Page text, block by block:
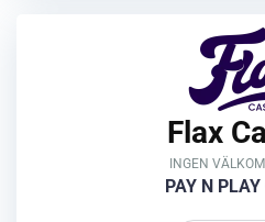
Flax
INGEN
PAY N